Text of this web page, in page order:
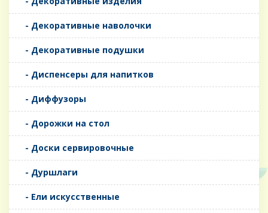
- Декоративные наволочки
- Декоративные подушки
- Диспенсеры для напитков
- Диффузоры
- Дорожки на стол
- Доски сервировочные
- Дуршлаги
- Ели искусственные